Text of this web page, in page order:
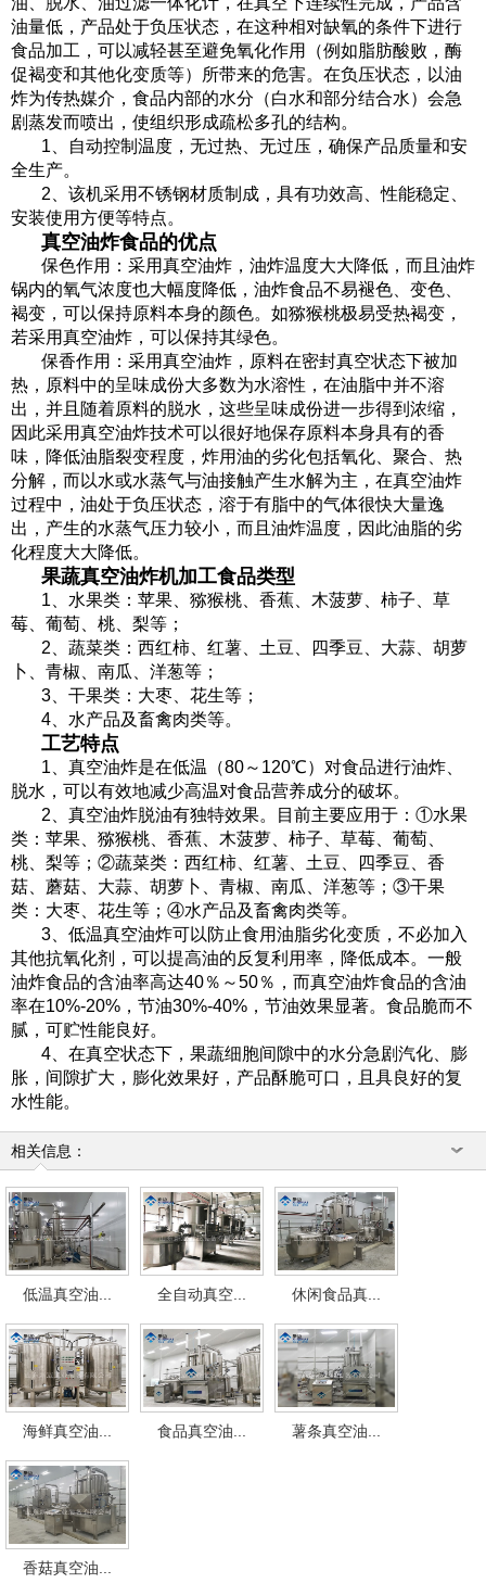
油量低，产品处于负压状态，在这种相对缺氧的条件下进行
食品加工，可以减轻甚至避免氧化作用（例如脂肪酸败，酶
促褐变和其他化变质等）所带来的危害。在负压状态，以油
炸为传热媒介，食品内部的水分（白水和部分结合水）会急
剧蒸发而喷出，使组织形成疏松多孔的结构。
1、自动控制温度，无过热、无过压，确保产品质量和安
全生产。
2、 该机采用不锈钢材质制成，具有功效高、性能稳定、
安装使用方便等特点。
真空油炸食品的优点
保色作用：采用真空油炸，油炸温度大大降低，而且油炸
锅内的氧气浓度也大幅度降低，油炸食品不易褪色、变色、
褐变，可以保持原料本身的颜色。如猕猴桃极易受热褐变，
若采用真空油炸，可以保持其绿色。
保香作用：采用真空油炸，原料在密封真空状态下被加
热，原料中的呈味成份大多数为水溶性，在油脂中并不溶
出，并且随着原料的脱水，这些呈味成份进一步得到浓缩，
因此采用真空油炸技术可以很好地保存原料本身具有的香
味，降低油脂裂变程度，炸用油的劣化包括氧化、聚合、热
分解，而以水或水蒸气与油接触产生水解为主，在真空油炸
过程中，油处于负压状态，溶于有脂中的气体很快大量逸
出，产生的水蒸气压力较小，而且油炸温度，因此油脂的劣
化程度大大降低。
果蔬真空油炸机加工食品类型
1、水果类：苹果、猕猴桃、香蕉、木菠萝、柿子、草
莓、葡萄、桃、梨等；
2、蔬菜类：西红柿、红薯、土豆、四季豆、大蒜、胡萝
卜、青椒、南瓜、洋葱等；
3、干果类：大枣、花生等；
4、 水产品及畜禽肉类等。
工艺特点
1、真空油炸是在低温（80～120℃）对食品进行油炸、
脱水，可以有效地减少高温对食品营养成分的破坏。
2、真空油炸脱油有独特效果。目前主要应用于：①水果
类：苹果、猕猴桃、香蕉、木菠萝、柿子、草莓、葡萄、
桃、梨等；②蔬菜类：西红柿、红薯、土豆、四季豆、香
菇、蘑菇、大蒜、胡萝卜、青椒、南瓜、洋葱等；③干果
类：大枣、花生等；④水产品及畜禽肉类等。
3、低温真空油炸可以防止食用油脂劣化变质，不必加入
其他抗氧化剂，可以提高油的反复利用率，降低成本。一般
油炸食品的含油率高达40％～50％，而真空油炸食品的含油
率在10%-20%，节油30%-40%，节油效果显著。食品脆而不
腻，可贮性能良好。
4、 在真空状态下，果蔬细胞间隙中的水分急剧汽化、膨
胀，间隙扩大，膨化效果好，产品酥脆可口，且具良好的复
水性能。
相关信息：
低温真空油... 全自动真空... 休闲食品真...
海鲜真空油... 食品真空油... 薯条真空油...
香菇真空油...